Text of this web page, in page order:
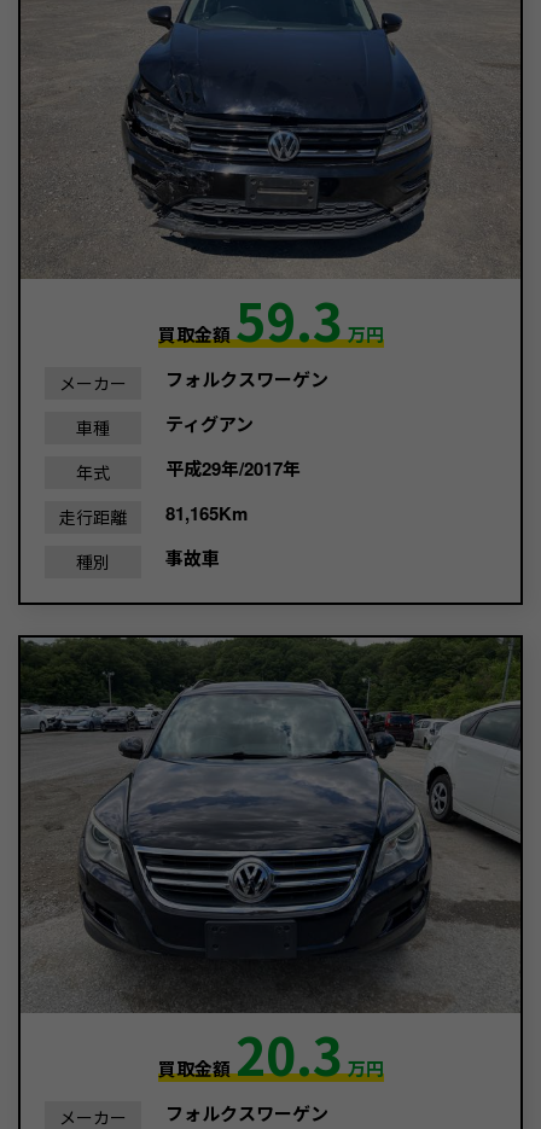
買取金額59.3万円
メーカー フォルクスワーゲン
車種 ティグアン
年式 平成29年/2017年
走行距離 81,165Km
種別 事故車
買取金額20.3万円
メーカー フォルクスワーゲン